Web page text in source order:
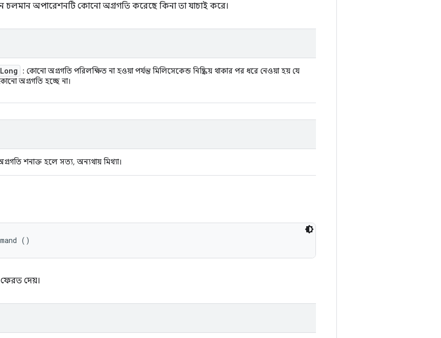
চলমান অপারেশনটি কোনো অগ্রগতি করেছে কিনা তা যাচাই করে।
Long
: কোনো অগ্রগতি পরিলক্ষিত না হওয়া পর্যন্ত মিলিসেকেন্ড নিষ্ক্রিয় থাকার পর ধরে নেওয়া হয় যে
অগ্রগতি হচ্ছে না।
শনাক্ত হলে সত্য, অন্যথায় মিথ্যা।
()
ফেরত দেয়।